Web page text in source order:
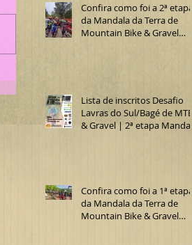
Confira como foi a 2ª etapa
da Mandala da Terra de
Mountain Bike & Gravel
Lista de inscritos Desafio
Lavras do Sul/Bagé de MTB
& Gravel | 2ª etapa Mandala
Confira como foi a 1ª etapa
da Mandala da Terra de
Mountain Bike & Gravel